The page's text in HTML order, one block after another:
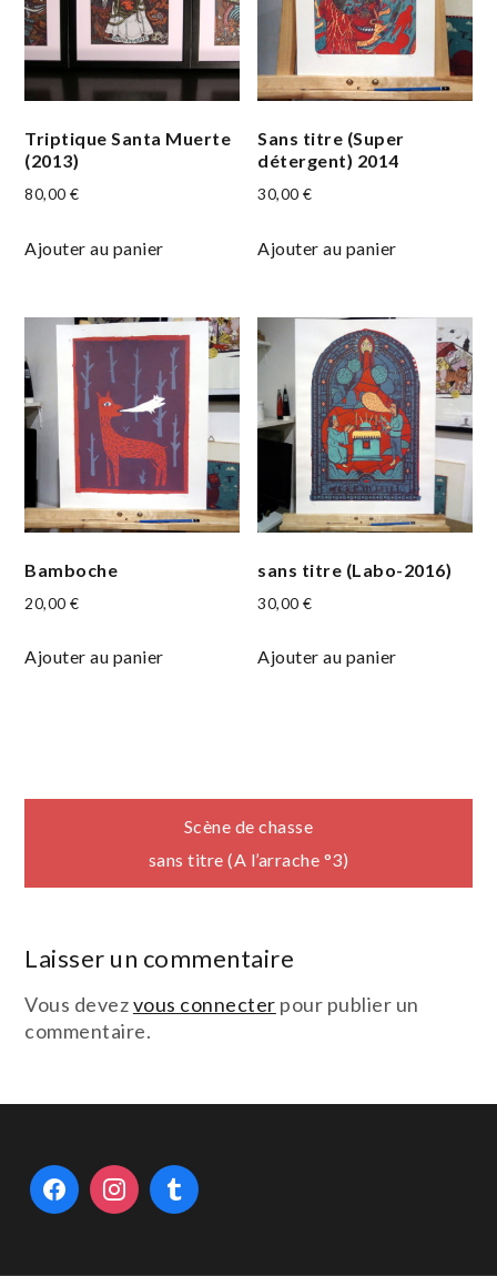
Triptique Santa Muerte
(2013)
80,00€
Ajouter au panier
Sans titre (Super
détergent) 2014
30,00€
Ajouter au panier
Bamboche
20,00€
Ajouter au panier
sans titre (Labo-2016)
30,00€
Ajouter au panier
Navigation
de
l’article
Scène de chasse
sans titre (A l’arrache °3)
Laisser un commentaire
Vous devezvous connecter pour publier un
commentaire.